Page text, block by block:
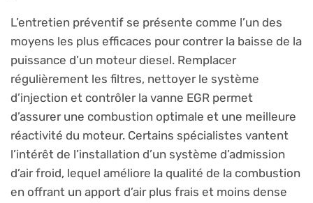
L’entretien préventif se présente comme l’un des
moyens les plus efficaces pour contrer la baisse de la
puissance d’un moteur diesel. Remplacer
régulièrement les filtres, nettoyer le système
d’injection et contrôler la vanne EGR permet
d’assurer une combustion optimale et une meilleure
réactivité du moteur. Certains spécialistes vantent
l’intérêt de l’installation d’un système d’admission
d’air froid, lequel améliore la qualité de la combustion
en offrant un apport d’air plus frais et moins dense